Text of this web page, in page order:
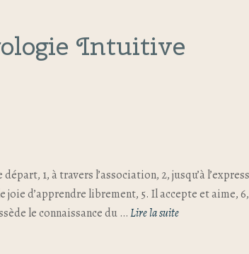
Intuitive
1, à travers l’association, 2, jusqu’à
joie d’apprendre librement, 5. Il accepte et aime,
le connaissance du …Lire la suite